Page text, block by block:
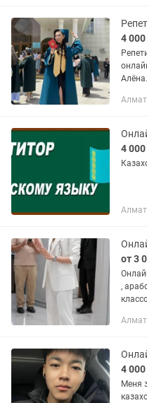
4
онлайн. Здравствуйте!
Алёна. Я — дипломированный учитель
4
от 3
,
4
Меня